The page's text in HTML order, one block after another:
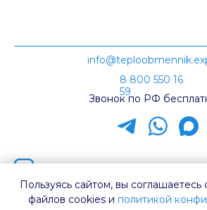
Пользуясь сайтом, вы соглашаетесь
файлов cookies и политикой
Звонок по РФ
Каталог ТТ
8 800 550 16
59